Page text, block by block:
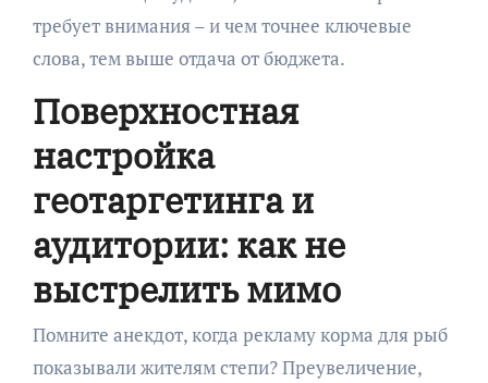
требует внимания – и чем точнее ключевые
слова, тем выше отдача от бюджета.
Поверхностная
настройка
геотаргетинга и
аудитории: как не
выстрелить мимо
Помните анекдот, когда рекламу корма для рыб
показывали жителям степи? Преувеличение,